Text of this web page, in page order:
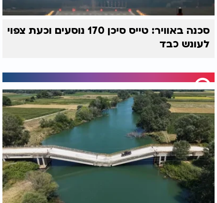
סכנה באוויר: טייס סיכן 170 נוסעים וכעת צפוי
לעונש כבד